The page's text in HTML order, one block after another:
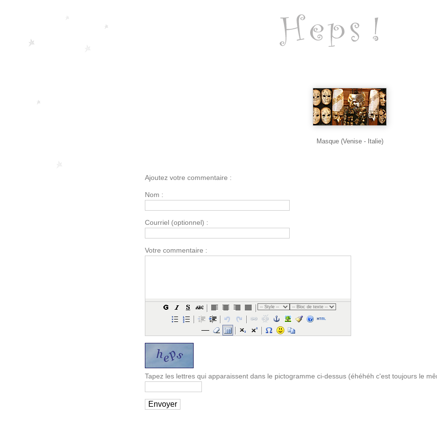
Masque (Venise - Italie)
Ajoutez votre commentaire :
Nom :
Courriel (optionnel) :
Votre commentaire :
Tapez les lettres qui apparaissent dans le pictogramme ci-dessus (éhéhéh c'est toujours le